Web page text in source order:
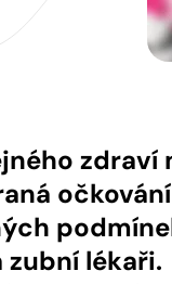
zdraví
lékaři.